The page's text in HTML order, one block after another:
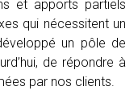
et apports partiels
qui nécessitent un
un pôle de
de répondre à
par nos clients.